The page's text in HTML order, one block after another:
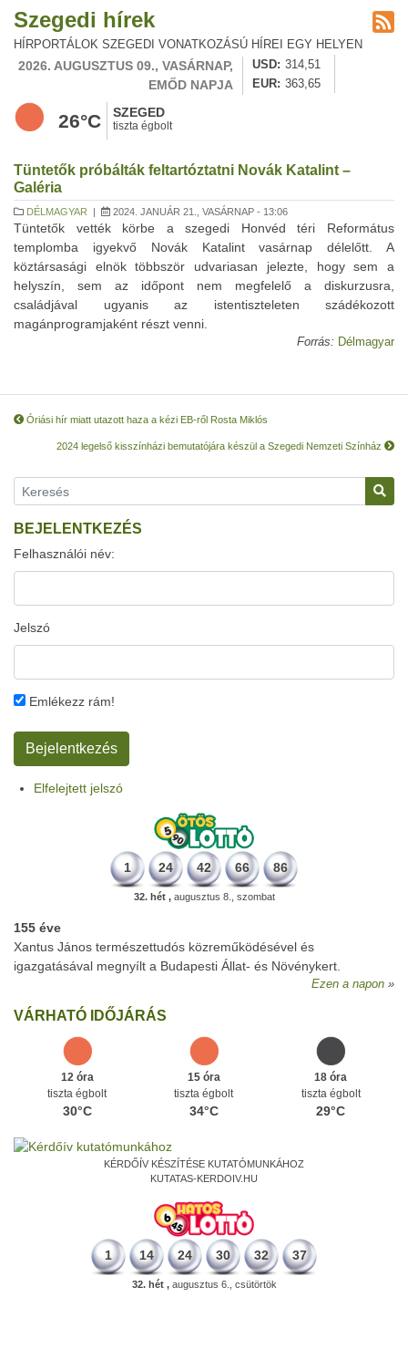
Szegedi hírek
HÍRPORTÁLOK SZEGEDI VONATKOZÁSÚ HÍREI EGY HELYEN
2026. AUGUSZTUS 09., VASÁRNAP,
EMŐD NAPJA
USD
314,51
EUR
363,65
26°C SZEGED
tiszta égbolt
Tüntetők próbálták feltartóztatni Novák Katalint –
Galéria
DÉLMAGYAR | 2024. JANUÁR 21., VASÁRNAP - 13:06
Tüntetők vették körbe a szegedi Honvéd téri Református
templomba igyekvő Novák Katalint vasárnap délelőtt. A
köztársasági elnök többször udvariasan jelezte, hogy sem a
helyszín, sem az időpont nem megfelelő a diskurzusra,
családjával ugyanis az istentiszteleten szádékozott
magánprogramjaként részt venni.
Forrás: Délmagyar
Óriási hír miatt utazott haza a kézi EB-ről Rosta Miklós
2024 legelső kisszínházi bemutatójára készül a Szegedi Nemzeti Színház
BEJELENTKEZÉS
Felhasználói név:
Jelszó
Emlékezz rám!
Elfelejtett jelszó
1 24 42 66 86
32. hét ,augusztus 8., szombat
155 éve
Xantus János természettudós közreműködésével és
igazgatásával megnyílt a Budapesti Állat- és Növénykert.
Ezen a napon
VÁRHATÓ IDŐJÁRÁS
12 óra
tiszta égbolt
30°C
15 óra
tiszta égbolt
34°C
18 óra
tiszta égbolt
29°C
KÉRDŐÍV KÉSZÍTÉSE KUTATÓMUNKÁHOZ
KUTATAS-KERDOIV.HU
1 14 24 30 32 37
32. hét ,augusztus 6., csütörtök